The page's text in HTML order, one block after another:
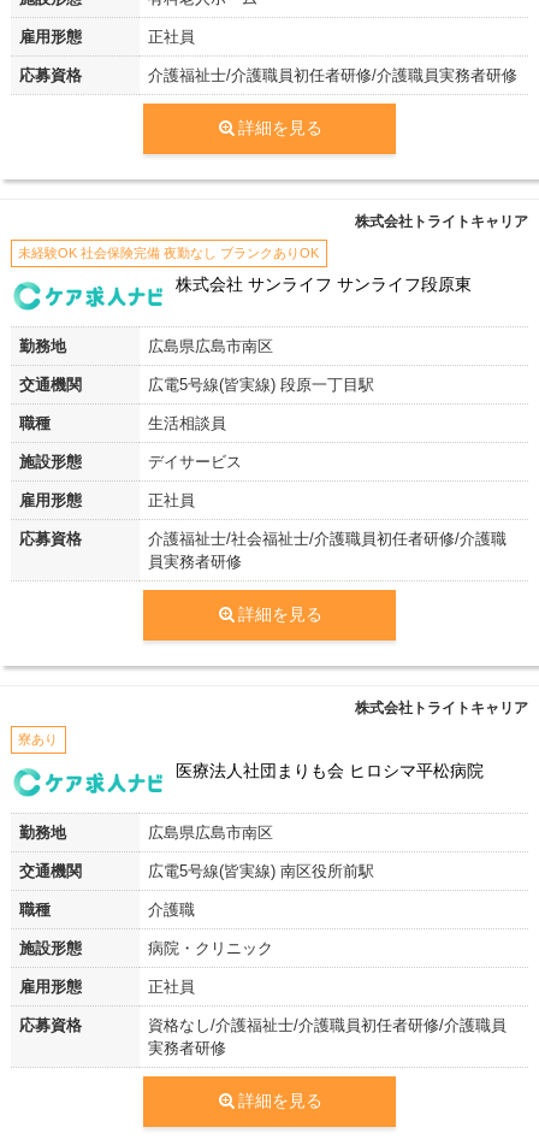
雇用形態 正社員
応募資格 介護福祉士/介護職員初任者研修/介護職員実務者研修
詳細を見る
株式会社トライトキャリア
未経験OK 社会保険完備 夜勤なし ブランクありOK
株式会社 サンライフ サンライフ段原東
勤務地 広島県広島市南区
交通機関 広電5号線(皆実線) 段原一丁目駅
職種 生活相談員
施設形態 デイサービス
雇用形態 正社員
応募資格
介護福祉士/社会福祉士/介護職員初任者研修/介護職
員実務者研修
詳細を見る
株式会社トライトキャリア
寮あり
医療法人社団まりも会 ヒロシマ平松病院
勤務地 広島県広島市南区
交通機関 広電5号線(皆実線) 南区役所前駅
職種 介護職
施設形態 病院・クリニック
雇用形態 正社員
応募資格
資格なし/介護福祉士/介護職員初任者研修/介護職員
実務者研修
詳細を見る